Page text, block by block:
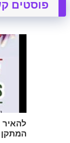
פוסטים
המתקן